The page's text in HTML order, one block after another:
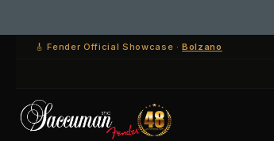
🎸 Fender Official Showcase ·Bolzano